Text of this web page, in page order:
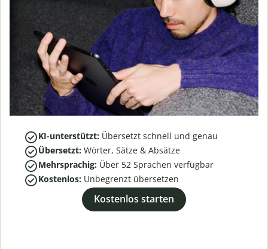
KI-unterstützt: Übersetzt schnell und genau
Übersetzt: Wörter, Sätze & Absätze
Mehrsprachig: Über 52 Sprachen verfügbar
Kostenlos: Unbegrenzt übersetzen
Kostenlos starten